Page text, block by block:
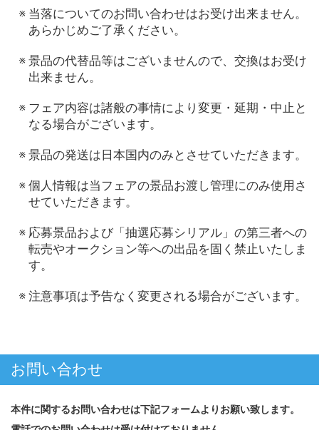
当落についてのお問い合わせはお受け出来ません。
あらかじめご了承ください。
景品の代替品等はございませんので、交換はお受け
出来ません。
フェア内容は諸般の事情により変更・延期・中止と
なる場合がございます。
景品の発送は日本国内のみとさせていただきます。
個人情報は当フェアの景品お渡し管理にのみ使用さ
せていただきます。
応募景品および「抽選応募シリアル」の第三者への
転売やオークション等への出品を固く禁止いたしま
す。
注意事項は予告なく変更される場合がございます。
お問い合わせ
本件に関するお問い合わせは下記フォームよりお願い致します。